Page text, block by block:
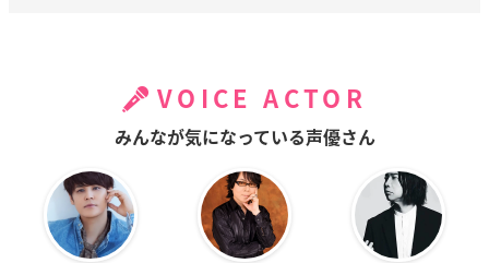
VOICE ACTOR
みんなが気になっている声優さん